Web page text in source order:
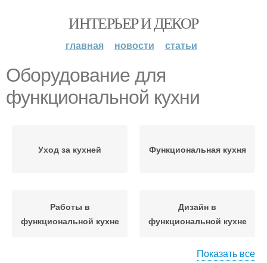
ИНТЕРЬЕР И ДЕКОР
главная новости статьи
Оборудование для
функциональной кухни
Уход за кухней Функциональная кухня
Работы в
функциональной кухне
Дизайн в
функциональной кухне
Показать все